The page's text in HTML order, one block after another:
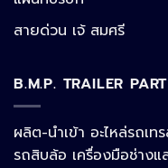
สายด่วน เจ้ สมศรี
B.M.P. TRAILER PART
ผลิต-นำเข้า อะไหล่รถเท
รถสิบล้อ เครื่องมือช่างแ